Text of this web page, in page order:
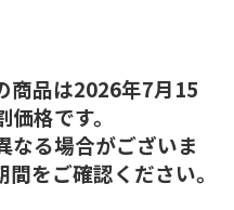
商品は2026年7月15
格です。
る場合がございま
をご確認ください。